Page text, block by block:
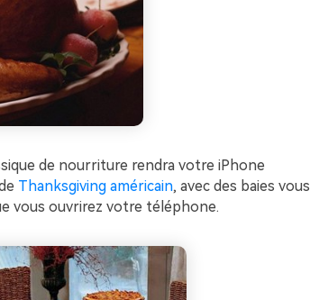
de nourriture rendra votre iPhone
Thanksgiving américain, avec des baies vous
vous ouvrirez votre téléphone.